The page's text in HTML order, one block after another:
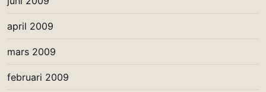
april 2009
mars 2009
februari 2009